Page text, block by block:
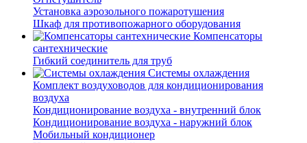
Установка аэрозольного пожаротушения
Шкаф для противопожарного оборудования
Компенсаторы
сантехнические
Гибкий соединитель для труб
Системы охлаждения
Комплект воздуховодов для кондиционирования
воздуха
Кондиционирование воздуха - внутренний блок
Кондиционирование воздуха - наружний блок
Мобильный кондиционер